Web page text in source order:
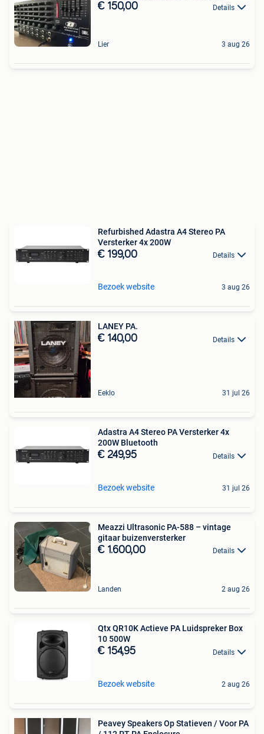
€ 150,00 Details
Lier 3 aug 26
Refurbished Adastra A4 Stereo PA
Versterker 4x 200W
€ 199,00 Details
Bezoek website 3 aug 26
LANEY PA.
€ 140,00 Details
Eeklo 31 jul 26
Adastra A4 Stereo PA Versterker 4x
200W Bluetooth
€ 249,95 Details
Bezoek website 31 jul 26
Meazzi Ultrasonic PA-588 – vintage
gitaar buizenversterker
€ 1.600,00 Details
Landen 2 aug 26
Qtx QR10K Actieve PA Luidspreker Box
10 500W
€ 154,95 Details
Bezoek website 2 aug 26
Peavey Speakers Op Statieven / Voor PA